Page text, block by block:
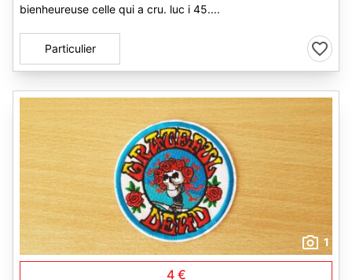
bienheureuse celle qui a cru. luc i 45....
Particulier
1
4 €